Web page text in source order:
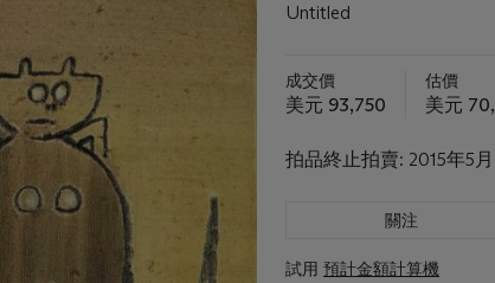
Untitled
成交價
美元 93,750
估價
美元
拍品終止拍賣: 2015年5
關注
試用 預計金額計算機